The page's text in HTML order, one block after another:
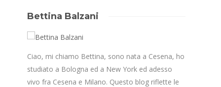
Bettina Balzani
Ciao, mi chiamo Bettina, sono nata a Cesena, ho
studiato a Bologna ed a New York ed adesso
vivo fra Cesena e Milano. Questo blog riflette le